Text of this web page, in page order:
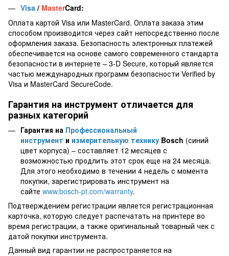
Visa / MasterCard:
Оплата картой Visa или MasterCard. Оплата заказа этим
способом производится через сайт непосредственно после
оформления заказа. Безопасность электронных платежей
обеспечивается на основе самого современного стандарта
безопасности в интернете – 3-D Secure, который является
частью международных программ безопасности Verified by
Visa и MasterCard SecureCode.
Гарантия на инструмент отличается для
разных категорий
Гарантия на Профессиональный
инструмент и измерительную технику Bosch (синий
цвет корпуса) – составляет 12 месяцев с
возможностью продлить этот срок еще на 24 месяца.
Для этого необходимо в течении 4 недель с момента
покупки, зарегистрировать инструмент на
сайте www.bosch-pt.com/warranty.
Подтверждением регистрации является регистрационная
карточка, которую следует распечатать на принтере во
время регистрации, а также оригинальный товарный чек с
датой покупки инструмента.
Данный вид гарантии не распространяется на